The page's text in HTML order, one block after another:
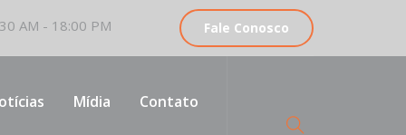
AM - 18:00 PM Fale Conosco
Mídia Contato